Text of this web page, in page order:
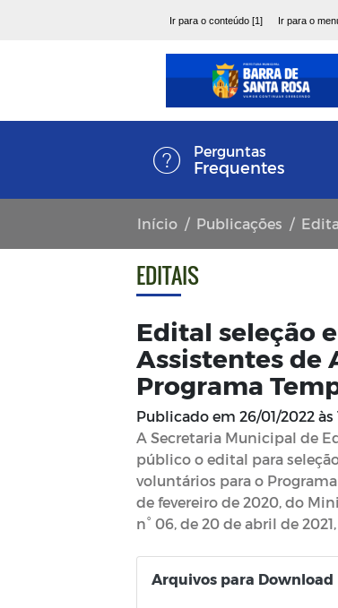
Ir para o conteúdo [1] Ir para o
Perguntas
Frequentes
Início Publicações
EDITAIS
Edital seleção
Assistentes de
Programa
Publicado em 26/01/2022 às
A Secretaria Municipal de
público o edital para
voluntários para o
de fevereiro de 2020, do
n° 06, de 20 de abril de
Arquivos para Download